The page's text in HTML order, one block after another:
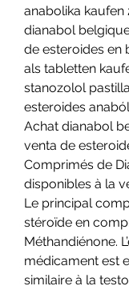
anabolika kaufen
dianabol
de esteroides en
als tabletten
stanozolol
esteroides
Achat dianabol
venta de
Comprimés de
disponibles à la
Le principal
stéroïde en
Méthandiénone.
médicament est